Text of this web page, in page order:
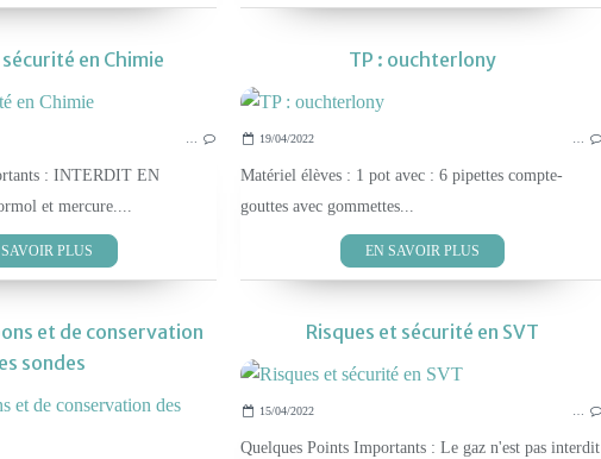
en Chimie
SÉCURITÉ ET NETTOYAGE
: INTERDIT EN
et mercure....
PLUS
TP : ouchterlony
19/04/2022
Matériel élèves : 1 pot avec : 6 pipettes compte-
gouttes avec gommettes...
EN SAVOIR PLUS
et de conservation
sondes
PRÉPARATION DE SOLUTIONS
Risques et sécurité en SVT
15/04/2022
Quelques Points Importants : Le gaz n'est pas interdit